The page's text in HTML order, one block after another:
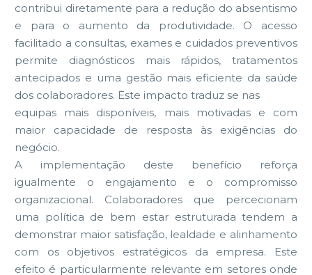
contribui diretamente para a redução do absentismo
e para o aumento da produtividade. O acesso
facilitado a consultas, exames e cuidados preventivos
permite diagnósticos mais rápidos, tratamentos
antecipados e uma gestão mais eficiente da saúde
dos colaboradores. Este impacto traduz se nas
equipas mais disponíveis, mais motivadas e com
maior capacidade de resposta às exigências do
negócio.
A implementação deste benefício reforça
igualmente o engajamento e o compromisso
organizacional. Colaboradores que percecionam
uma política de bem estar estruturada tendem a
demonstrar maior satisfação, lealdade e alinhamento
com os objetivos estratégicos da empresa. Este
efeito é particularmente relevante em setores onde